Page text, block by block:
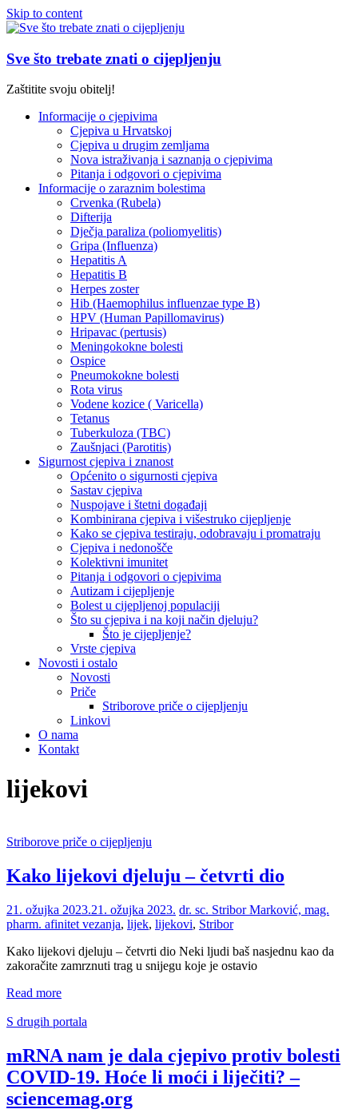
Skip to content
Sve što trebate znati o cijepljenju
Zaštitite svoju obitelj!
Informacije o cjepivima
Cjepiva u Hrvatskoj
Cjepiva u drugim zemljama
Nova istraživanja i saznanja o cjepivima
Pitanja i odgovori o cjepivima
Informacije o zaraznim bolestima
Crvenka (Rubela)
Difterija
Dječja paraliza (poliomyelitis)
Gripa (Influenza)
Hepatitis A
Hepatitis B
Herpes zoster
Hib (Haemophilus influenzae type B)
HPV (Human Papillomavirus)
Hripavac (pertusis)
Meningokokne bolesti
Ospice
Pneumokokne bolesti
Rota virus
Vodene kozice ( Varicella)
Tetanus
Tuberkuloza (TBC)
Zaušnjaci (Parotitis)
Sigurnost cjepiva i znanost
Općenito o sigurnosti cjepiva
Sastav cjepiva
Nuspojave i štetni događaji
Kombinirana cjepiva i višestruko cijepljenje
Kako se cjepiva testiraju, odobravaju i promatraju
Cjepiva i nedonošče
Kolektivni imunitet
Pitanja i odgovori o cjepivima
Autizam i cijepljenje
Bolest u cijepljenoj populaciji
Što su cjepiva i na koji način djeluju?
Što je cijepljenje?
Vrste cjepiva
Novosti i ostalo
Novosti
Priče
Striborove priče o cijepljenju
Linkovi
O nama
Kontakt
lijekovi
Striborove priče o cijepljenju
Kako lijekovi djeluju – četvrti dio
21. ožujka 2023.21. ožujka 2023. dr. sc. Stribor Marković, mag.
pharm. afinitet vezanja, lijek, lijekovi, Stribor
Kako lijekovi djeluju – četvrti dio Neki ljudi baš nasjednu kao da
zakoračite zamrznuti trag u snijegu koje je ostavio
Read more
S drugih portala
mRNA nam je dala cjepivo protiv bolesti
COVID-19. Hoće li moći i liječiti? –
sciencemag.org